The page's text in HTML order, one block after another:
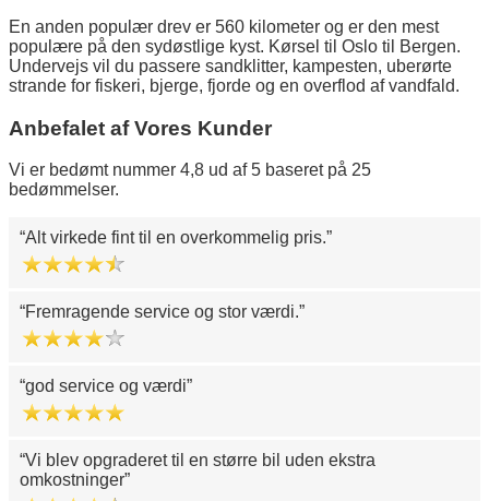
En anden populær drev er 560 kilometer og er den mest
populære på den sydøstlige kyst. Kørsel til Oslo til Bergen.
Undervejs vil du passere sandklitter, kampesten, uberørte
strande for fiskeri, bjerge, fjorde og en overflod af vandfald.
Anbefalet af Vores Kunder
Vi er bedømt nummer 4,8 ud af 5 baseret på 25
bedømmelser.
Alt virkede fint til en overkommelig pris.
Fremragende service og stor værdi.
god service og værdi
Vi blev opgraderet til en større bil uden ekstra
omkostninger